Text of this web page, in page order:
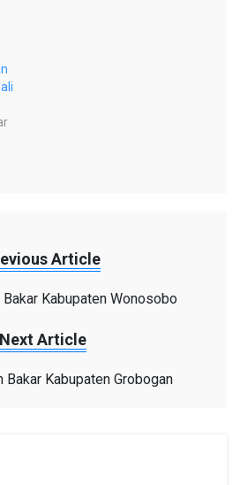
Article
Kabupaten Wonosobo
Next Article
Bakar Kabupaten Grobogan